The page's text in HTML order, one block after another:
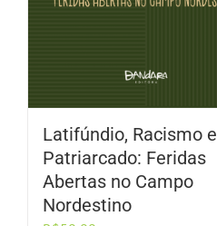
Latifúndio, Racismo e
Patriarcado: Feridas
Abertas no Campo
Nordestino